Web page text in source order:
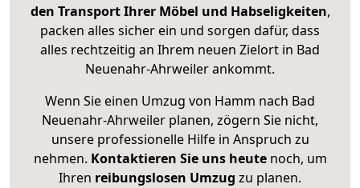
den Transport Ihrer Möbel und Habseligkeiten,
packen alles sicher ein und sorgen dafür, dass
alles rechtzeitig an Ihrem neuen Zielort in Bad
Neuenahr-Ahrweiler ankommt.
Wenn Sie einen Umzug von Hamm nach Bad
Neuenahr-Ahrweiler planen, zögern Sie nicht,
unsere professionelle Hilfe in Anspruch zu
nehmen. Kontaktieren Sie uns heutenoch, um
Ihren reibungslosen Umzug zu planen.